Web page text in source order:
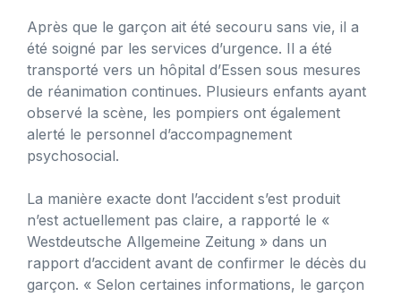
Après que le garçon ait été secouru sans vie, il a
été soigné par les services d’urgence. Il a été
transporté vers un hôpital d’Essen sous mesures
de réanimation continues. Plusieurs enfants ayant
observé la scène, les pompiers ont également
alerté le personnel d’accompagnement
psychosocial.
La manière exacte dont l’accident s’est produit
n’est actuellement pas claire, a rapporté le «
Westdeutsche Allgemeine Zeitung » dans un
rapport d’accident avant de confirmer le décès du
garçon. « Selon certaines informations, le garçon